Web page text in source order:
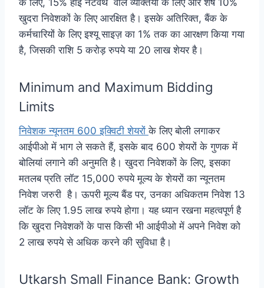
के लिए, 15% हाई नेटवर्थ वाले व्यक्तियों के लिए और शेष 10%
खुदरा निवेशकों के लिए आरक्षित है। इसके अतिरिक्त, बैंक के
कर्मचारियों के लिए इश्यू साइज़ का 1% तक का आरक्षण किया गया
है, जिसकी राशि 5 करोड़ रुपये या 20 लाख शेयर है।
Minimum and Maximum Bidding
Limits
निवेशक न्यूनतम 600 इक्विटी शेयरोंके लिए बोली लगाकर
आईपीओ में भाग ले सकते हैं, इसके बाद 600 शेयरों के गुणक में
बोलियां लगाने की अनुमति है। खुदरा निवेशकों के लिए, इसका
मतलब प्रति लॉट 15,000 रुपये मूल्य के शेयरों का न्यूनतम
निवेश जरुरी है। ऊपरी मूल्य बैंड पर, उनका अधिकतम निवेश 13
लॉट के लिए 1.95 लाख रुपये होगा। यह ध्यान रखना महत्वपूर्ण है
कि खुदरा निवेशकों के पास किसी भी आईपीओ में अपने निवेश को
2 लाख रुपये से अधिक करने की सुविधा है।
Utkarsh Small Finance Bank: Growth